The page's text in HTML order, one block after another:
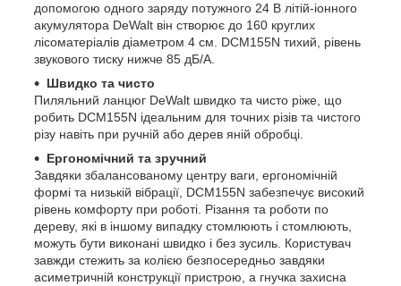
допомогою одного заряду потужного 24 В літій-іонного
акумулятора DeWalt він створює до 160 круглих
лісоматеріалів діаметром 4 см. DCM155N тихий, рівень
звукового тиску нижче 85 дБ/А.
Швидко та чисто
Пиляльний ланцюг DeWalt швидко та чисто ріже, що
робить DCM155N ідеальним для точних різів та чистого
різу навіть при ручній або дерев яній обробці.
Ергономічний та зручний
Завдяки збалансованому центру ваги, ергономічній
формі та низькій вібрації, DCM155N забезпечує високий
рівень комфорту при роботі. Різання та роботи по
дереву, які в іншому випадку стомлюють і стомлюють,
можуть бути виконані швидко і без зусиль. Користувач
завжди стежить за колією безпосередньо завдяки
асиметричній конструкції пристрою, а гнучка захисна